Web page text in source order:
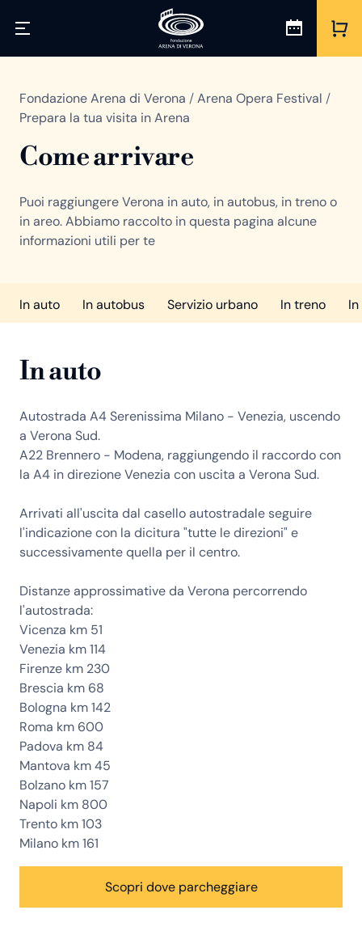
Fondazione Arena di Verona /Arena Opera Festival /
Prepara la tua visita in Arena
Come arrivare
Puoi raggiungere Verona in auto, in autobus, in treno o
in areo. Abbiamo raccolto in questa pagina alcune
informazioni utili per te
In auto In autobus Servizio urbano In treno
In auto
Autostrada A4 Serenissima Milano - Venezia, uscendo
a Verona Sud.
A22 Brennero - Modena, raggiungendo il raccordo con
la A4 in direzione Venezia con uscita a Verona Sud.
Arrivati all'uscita dal casello autostradale seguire
l'indicazione con la dicitura "tutte le direzioni" e
successivamente quella per il centro.
Distanze approssimative da Verona percorrendo
l'autostrada:
Vicenza km 51
Venezia km 114
Firenze km 230
Brescia km 68
Bologna km 142
Roma km 600
Padova km 84
Mantova km 45
Bolzano km 157
Napoli km 800
Trento km 103
Milano km 161
Scopri dove parcheggiare